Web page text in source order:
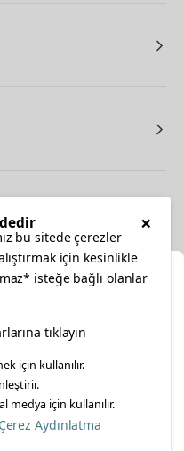
size özel hizmet ve
seçin.
×
bu sitede çerezler
için kesinlikle
isteğe bağlı olanlar
tıklayın
için kullanılır.
medya için kullanılır.
Aydınlatma